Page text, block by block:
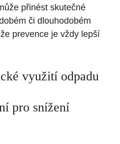
přinést skutečné
či dlouhodobém
prevence je vždy lepší
využití odpadu
pro snížení